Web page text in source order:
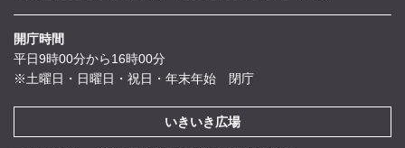
開庁時間
平日9時00分から16時00分
※土曜日・日曜日・祝日・年末年始 閉庁
いきいき広場